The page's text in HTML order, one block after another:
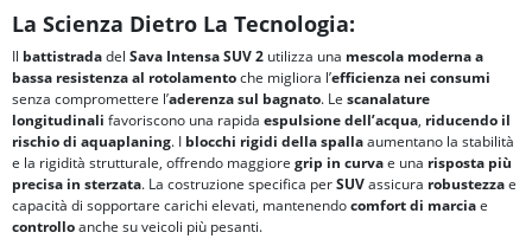
La Scienza Dietro La Tecnologia:
Il battistradadel Sava Intensa SUV 2 utilizza una mescola moderna a
bassa resistenza al rotolamentoche migliora l’efficienza nei consumi
senza compromettere l’aderenza sul bagnato. Le scanalature
longitudinali favoriscono una rapida espulsione dell’acqua, riducendo il
rischio di aquaplaning. I blocchi rigidi della spallaaumentano la stabilità
e la rigidità strutturale, offrendo maggiore grip in curvae una risposta più
precisa in sterzata. La costruzione specifica perSUVassicura robustezzae
capacità di sopportare carichi elevati, mantenendocomfort di marciae
controlloanche su veicoli più pesanti.